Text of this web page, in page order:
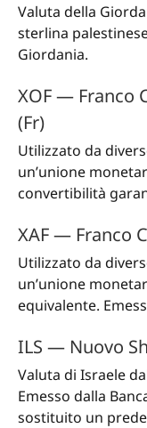
Valuta della
sterlina
Giordania.
XOF — Franco
(Fr)
Utilizzato da
un’unione
convertibilità
XAF — Franco
Utilizzato da
un’unione
equivalente.
ILS — Nuovo
Valuta di Israele
Emesso dalla
sostituito un